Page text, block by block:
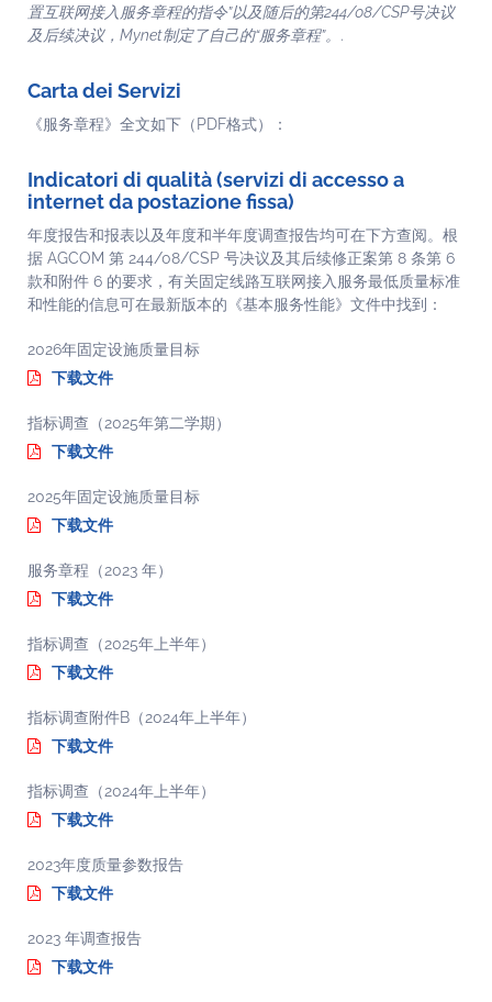
置互联网接入服务章程的指令”以及随后的第244/08/CSP号决议
及后续决议，Mynet制定了自己的“服务章程”。 .
Carta dei Servizi
《服务章程》全文如下（PDF格式）：
Indicatori di qualità (servizi di accesso a
internet da postazione fissa)
年度报告和报表以及年度和半年度调查报告均可在下方查阅。根
据 AGCOM 第 244/08/CSP 号决议及其后续修正案第 8 条第 6
款和附件 6 的要求，有关固定线路互联网接入服务最低质量标准
和性能的信息可在最新版本的《基本服务性能》文件中找到：
2026年固定设施质量目标
下载文件
指标调查（2025年第二学期）
下载文件
2025年固定设施质量目标
下载文件
服务章程（2023 年）
下载文件
指标调查（2025年上半年）
下载文件
指标调查附件B（2024年上半年）
下载文件
指标调查（2024年上半年）
下载文件
2023年度质量参数报告
下载文件
2023 年调查报告
下载文件